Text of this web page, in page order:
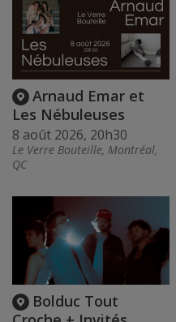
Arnaud Emar et
Les Nébuleuses
8 août 2026, 20h30
Le Verre Bouteille, Montréal,
QC
Bolduc Tout